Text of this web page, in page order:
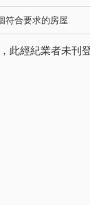
符合要求的房屋
此經紀業者未刊